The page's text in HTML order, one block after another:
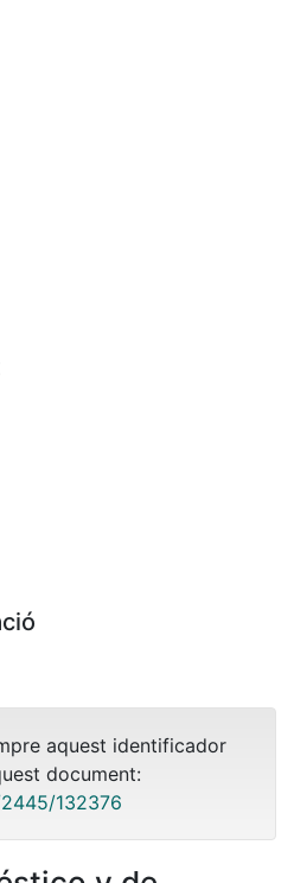
aquest identificador
document:
132376